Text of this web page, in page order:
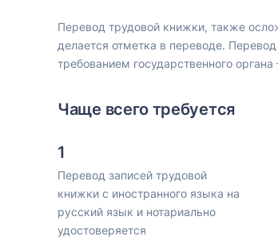
Перевод трудовой книжки, также
делается отметка в переводе.
требованием государственного
Чаще всего требуется
Перевод записей трудовой
книжки с иностранного языка на
русский язык и нотариально
удостоверяется